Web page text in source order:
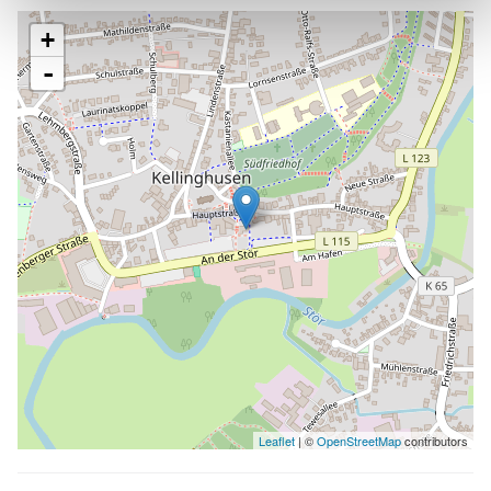
+
-
Leaflet | ©OpenStreetMapcontributors